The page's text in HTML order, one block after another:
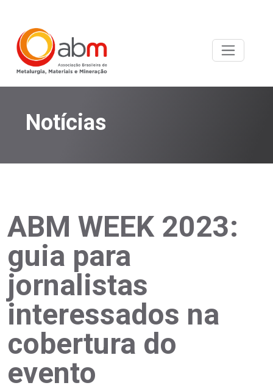
Notícias
ABM WEEK 2023:
guia para
jornalistas
interessados na
cobertura do
evento